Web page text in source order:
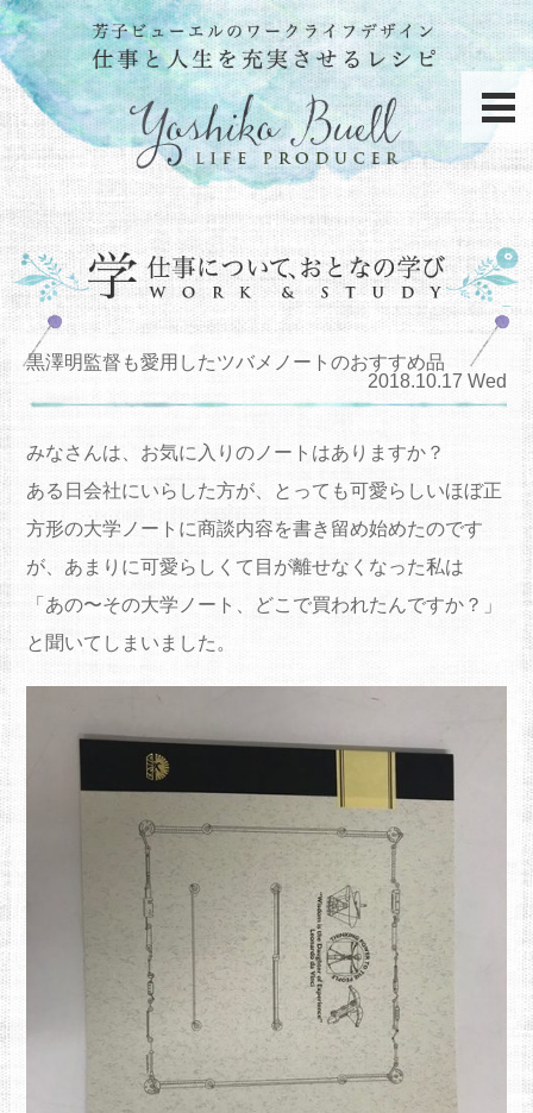
黒澤明監督も愛用したツバメノートのおすすめ品
2018.10.17 Wed
みなさんは、お気に入りのノートはありますか？
ある日会社にいらした方が、とっても可愛らしいほぼ正
方形の大学ノートに商談内容を書き留め始めたのです
が、あまりに可愛らしくて目が離せなくなった私は
「あの〜その大学ノート、どこで買われたんですか？」
と聞いてしまいました。